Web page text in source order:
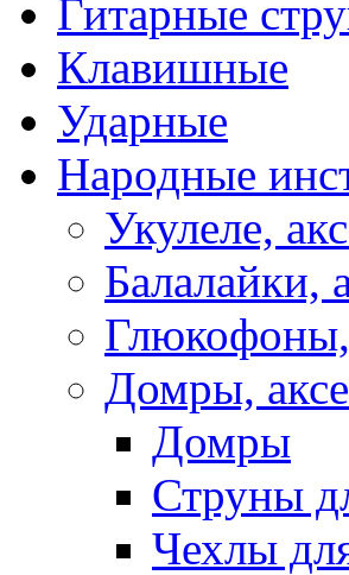
Гитарные
Клавишные
Ударные
Народные
Укулеле,
Балалайки,
Глюкофоны,
Домры,
Домры
Струны
Чехлы